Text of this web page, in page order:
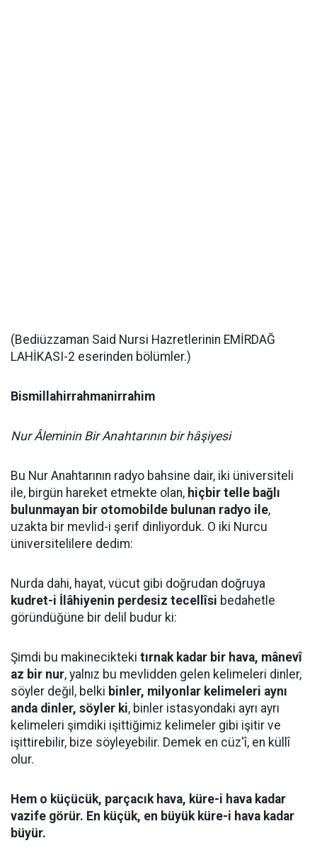
(Bediüzzaman Said Nursi Hazretlerinin EMİRDAĞ
LAHİKASI-2 eserinden bölümler.)
Bismillahirrahmanirrahim
Nur Âleminin Bir Anahtarının bir hâşiyesi
Bu Nur Anahtarının radyo bahsine dair, iki üniversiteli
ile, birgün hareket etmekte olan, hiçbir telle bağlı
bulunmayan bir otomobilde bulunan radyo ile,
uzakta bir mevlid-i şerif dinliyorduk. O iki Nurcu
üniversitelilere dedim:
Nurda dahi, hayat, vücut gibi doğrudan doğruya
kudret-i İlâhiyenin perdesiz tecellîsi bedahetle
göründüğüne bir delil budur ki:
Şimdi bu makinecikteki tırnak kadar bir hava, mânevî
az bir nur, yalnız bu mevlidden gelen kelimeleri dinler,
söyler değil, belki binler, milyonlar kelimeleri aynı
anda dinler, söyler ki, binler istasyondaki ayrı ayrı
kelimeleri şimdiki işittiğimiz kelimeler gibi işitir ve
işittirebilir, bize söyleyebilir. Demek en cüz'î, en küllî
olur.
Hem o küçücük, parçacık hava, küre-i hava kadar
vazife görür. En küçük, en büyük küre-i hava kadar
büyür.